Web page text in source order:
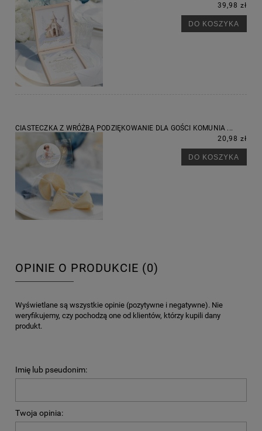
39,98 zł
DO KOSZYKA
CIASTECZKA Z WRÓŻBĄ PODZIĘKOWANIE DLA GOŚCI KOMUNIA ...
20,98 zł
DO KOSZYKA
OPINIE O PRODUKCIE (0)
Wyświetlane są wszystkie opinie (pozytywne i negatywne). Nie
weryfikujemy, czy pochodzą one od klientów, którzy kupili dany
produkt.
Imię lub pseudonim:
Twoja opinia: